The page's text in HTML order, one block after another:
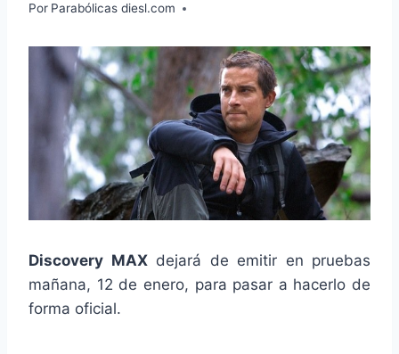
Por Parabólicas diesl.com
Discovery MAXdejará de emitir en pruebas
mañana, 12 de enero, para pasar a hacerlo de
forma oficial.